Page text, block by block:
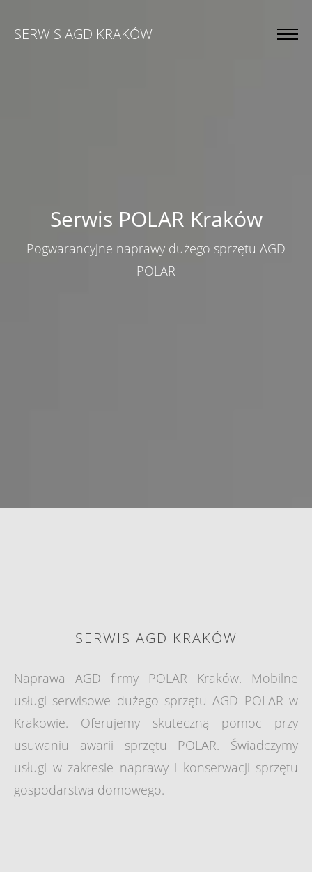
SERWIS AGD KRAKÓW
Serwis POLAR Kraków
Pogwarancyjne naprawy dużego sprzętu AGD
POLAR
SERWIS AGD KRAKÓW
Naprawa AGD firmy POLAR Kraków. Mobilne
usługi serwisowe dużego sprzętu AGD POLAR w
Krakowie. Oferujemy skuteczną pomoc przy
usuwaniu awarii sprzętu POLAR. Świadczymy
usługi w zakresie naprawy i konserwacji sprzętu
gospodarstwa domowego.